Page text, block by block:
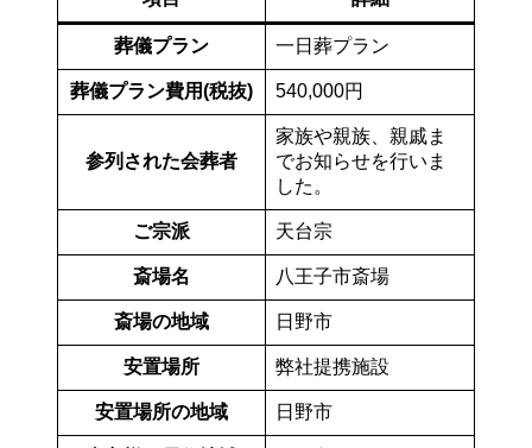
葬儀プラン 一日葬プラン
葬儀プラン費用(税抜) 540,000円
参列された会葬者
家族や親族、親戚ま
でお知らせを行いま
した。
ご宗派 天台宗
斎場名 八王子市斎場
斎場の地域 日野市
安置場所 弊社提携施設
安置場所の地域 日野市